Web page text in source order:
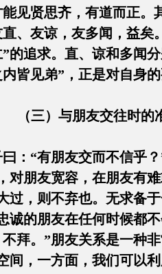
见贤思齐，有道而正
、友谅，友多闻，益
的追求。直、谅和多闻
皆见弟”，正是对自身的
（三）与朋友交往时的
“有朋友交而不信乎
对朋友宽容，在朋友有
过，则不弃也。无求备
诚的朋友在任何时候都
拜。”朋友关系是一种
间，一方面，我们可以